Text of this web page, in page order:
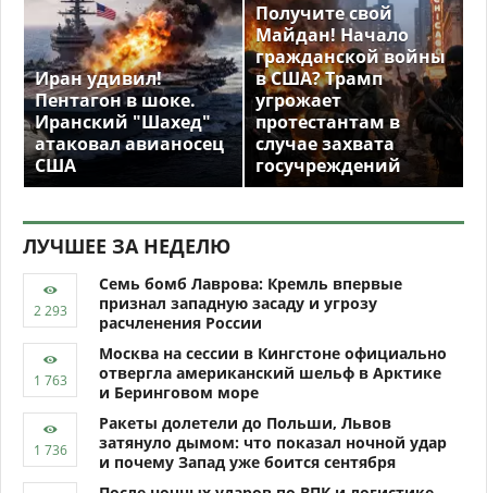
Иран удивил!
Пентагон в шоке.
Иранский "Шахед"
атаковал авианосец
США
Получите свой
Майдан! Начало
гражданской войны
в США? Трамп
угрожает
протестантам в
случае захвата
госучреждений
ЛУЧШЕЕ ЗА НЕДЕЛЮ
Семь бомб Лаврова: Кремль впервые
признал западную засаду и угрозу
расчленения России
Москва на сессии в Кингстоне официально
отвергла американский шельф в Арктике
и Беринговом море
Ракеты долетели до Польши, Львов
затянуло дымом: что показал ночной удар
и почему Запад уже боится сентября